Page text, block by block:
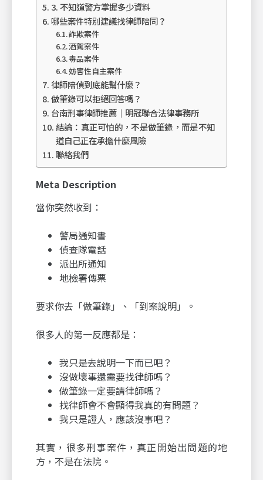
3. 不知道警方掌握多少資料
哪些案件特別建議找律師陪同？
詐欺案件
酒駕案件
毒品案件
妨害性自主案件
律師陪偵到底能幫什麼？
做筆錄可以拒絕回答嗎？
台南刑事律師推薦｜明冠聯合法律事務所
結論：真正可怕的，不是做筆錄，而是不知
道自己正在承擔什麼風險
聯絡我們
Meta Description
當你突然收到：
警局通知書
偵查隊電話
派出所通知
地檢署傳票
要求你去「做筆錄」、「到案說明」。
很多人的第一反應都是：
我只是去說明一下而已吧？
沒做壞事還需要找律師嗎？
做筆錄一定要請律師嗎？
找律師會不會顯得我真的有問題？
我只是證人，應該沒事吧？
其實，很多刑事案件，真正開始出問題的地
方，不是在法院。